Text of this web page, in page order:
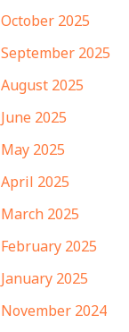
October 2025
September 2025
August 2025
June 2025
May 2025
April 2025
March 2025
February 2025
January 2025
November 2024